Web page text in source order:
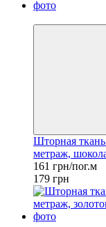
Шторная
метраж,
161 грн/пог.м
179 грн